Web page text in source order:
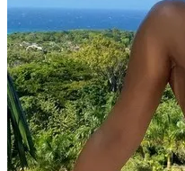
Марина
Какая
Новое
Модели